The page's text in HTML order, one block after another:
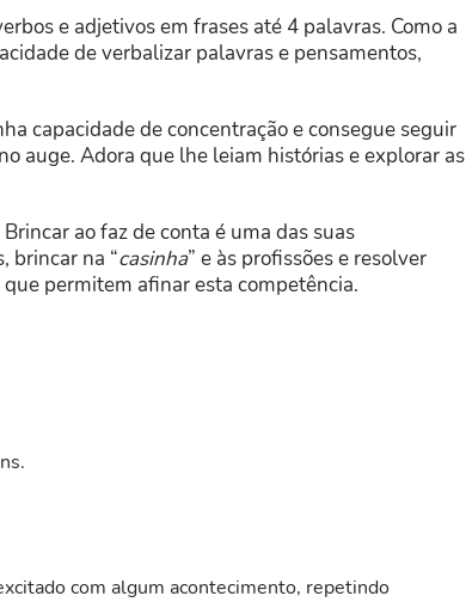
e adjetivos em frases até 4 palavras. Como a
de verbalizar palavras e pensamentos,
capacidade de concentração e consegue seguir
auge. Adora que lhe leiam histórias e explorar as
ao faz de conta é uma das suas
brincar na “casinha” e às profissões e resolver
permitem afinar esta competência.
com algum acontecimento, repetindo